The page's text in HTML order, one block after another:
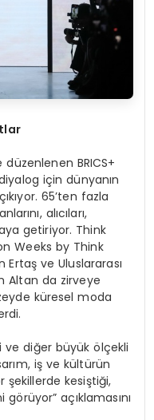
BRICS+
için dünyanın
65’ten fazla
alıcıları,
getiriyor. Think
Weeks by Think
Ertaş ve Uluslararası
Altan da zirveye
küresel moda
ve diğer büyük ölçekli
iş ve kültürün
kesiştiği,
açıklamasını